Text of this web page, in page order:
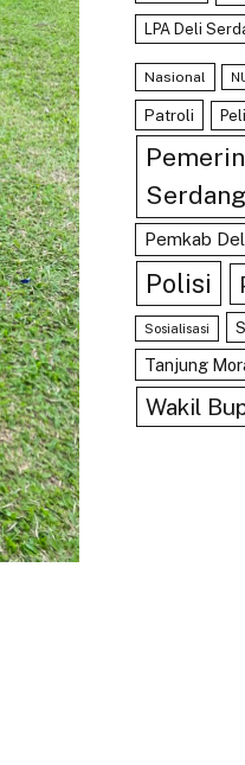
LPA Deli
Nasional
Patroli
Serdang
Pemkab
Polisi
Sosialisasi
Tanjung
Wakil